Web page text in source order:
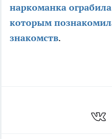
наркоманка
которым
знакомств.